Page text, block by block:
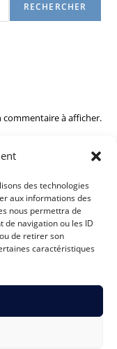
des technologies
aux informations des
nous permettra de
navigation ou les ID
de retirer son
caractéristiques
RECHERCHER
commentaire à afficher.
PODCAST : SUR LE
CHEMIN DU
TAROT
Écouter
Deezer